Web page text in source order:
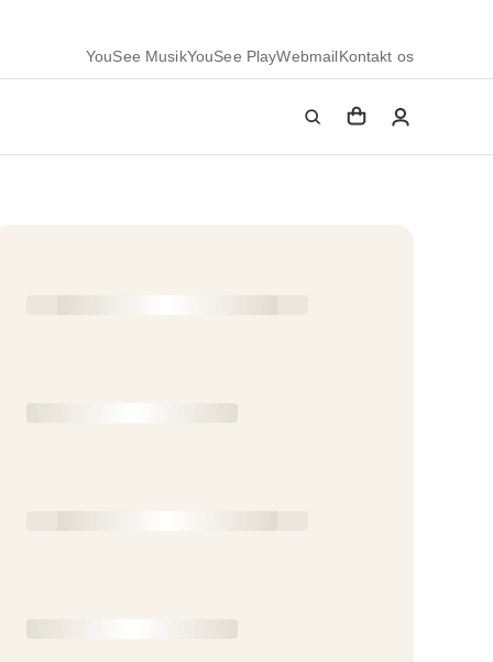
YouSee MusikYouSee PlayWebmailKontakt os